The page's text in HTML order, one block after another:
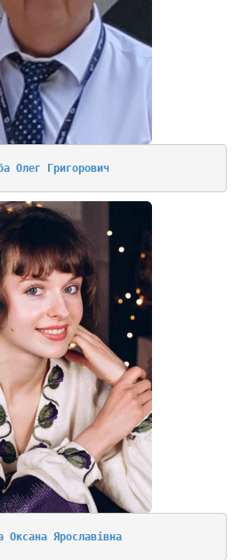
Олег Григорович
Оксана Ярославівна